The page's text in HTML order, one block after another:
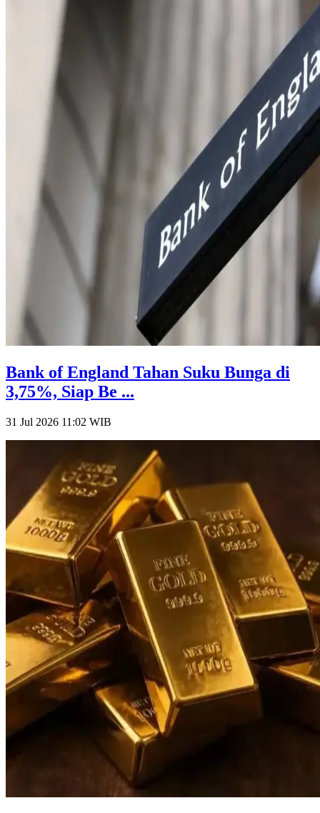
Bank of England Tahan Suku Bunga di
3,75%, Siap Be ...
31 Jul 2026 11:02 WIB